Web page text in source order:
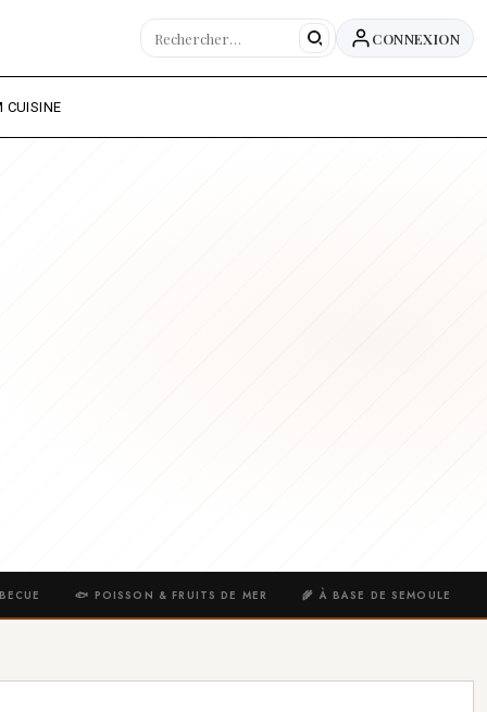
CONNEXION
CUISINE
🐟 POISSON & FRUITS DE MER 🌾 À BASE DE SEMOULE